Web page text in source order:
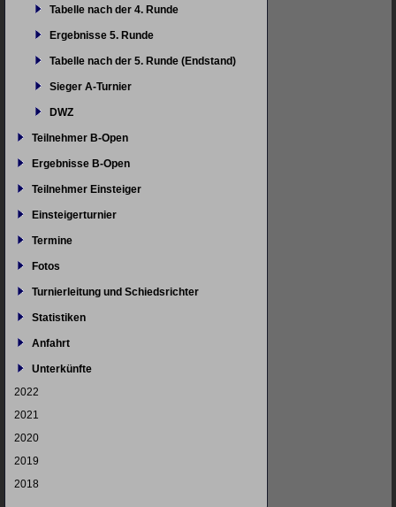
Tabelle nach der 4. Runde
Ergebnisse 5. Runde
Tabelle nach der 5. Runde (Endstand)
Sieger A-Turnier
DWZ
Teilnehmer B-Open
Ergebnisse B-Open
Teilnehmer Einsteiger
Einsteigerturnier
Termine
Fotos
Turnierleitung und Schiedsrichter
Statistiken
Anfahrt
Unterkünfte
2022
2021
2020
2019
2018